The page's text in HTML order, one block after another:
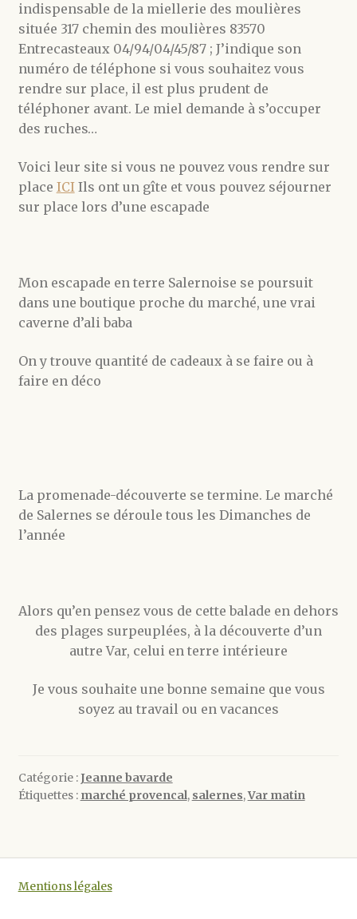
indispensable de la miellerie des moulières
située 317 chemin des moulières 83570
Entrecasteaux 04/94/04/45/87 ; J’indique son
numéro de téléphone si vous souhaitez vous
rendre sur place, il est plus prudent de
téléphoner avant. Le miel demande à s’occuper
des ruches…
Voici leur site si vous ne pouvez vous rendre sur
place ICIIls ont un gîte et vous pouvez séjourner
sur place lors d’une escapade
Mon escapade en terre Salernoise se poursuit
dans une boutique proche du marché, une vrai
caverne d’ali baba
On y trouve quantité de cadeaux à se faire ou à
faire en déco
La promenade-découverte se termine. Le marché
de Salernes se déroule tous les Dimanches de
l’année
Alors qu’en pensez vous de cette balade en dehors
des plages surpeuplées, à la découverte d’un
autre Var, celui en terre intérieure
Je vous souhaite une bonne semaine que vous
soyez au travail ou en vacances
Catégorie :Jeanne bavarde
Étiquettes : marché provencal, salernes,Var matin
Mentions légales